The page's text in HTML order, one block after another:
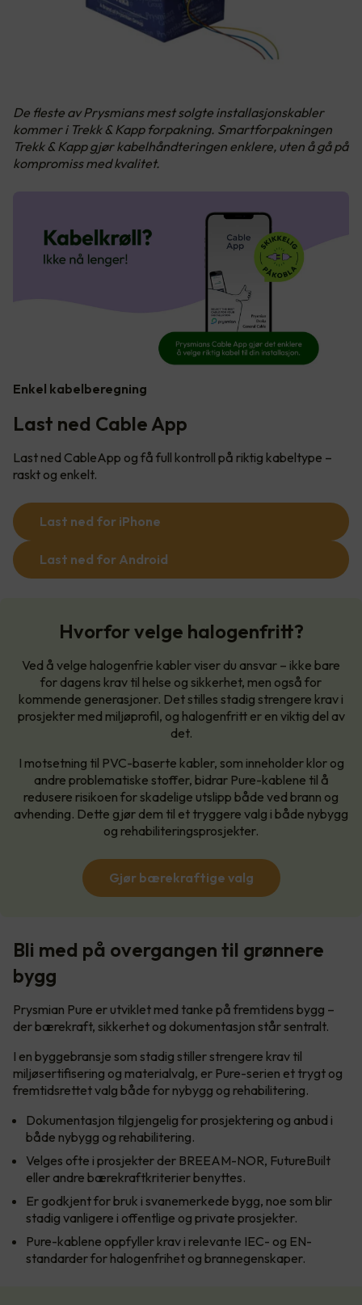
De fleste av Prysmians mest solgte installasjonskabler
kommer i Trekk & Kapp forpakning. Smartforpakningen
Trekk & Kapp gjør kabelhåndteringen enklere, uten å gå på
kompromiss med kvalitet.
Enkel kabelberegning
Last ned Cable App
Last ned CableApp og få full kontroll på riktig kabeltype –
raskt og enkelt.
Last ned for iPhone
Last ned for Android
Hvorfor velge halogenfritt?
Ved å velge halogenfrie kabler viser du ansvar – ikke bare
for dagens krav til helse og sikkerhet, men også for
kommende generasjoner. Det stilles stadig strengere krav i
prosjekter med miljøprofil, og halogenfritt er en viktig del av
det.
I motsetning til PVC-baserte kabler, som inneholder klor og
andre problematiske stoffer, bidrar Pure-kablene til å
redusere risikoen for skadelige utslipp både ved brann og
avhending. Dette gjør dem til et tryggere valg i både nybygg
og rehabiliteringsprosjekter.
Gjør bærekraftige valg
Bli med på overgangen til grønnere
bygg
Prysmian Pure er utviklet med tanke på fremtidens bygg –
der bærekraft, sikkerhet og dokumentasjon står sentralt.
I en byggebransje som stadig stiller strengere krav til
miljøsertifisering og materialvalg, er Pure-serien et trygt og
fremtidsrettet valg både for nybygg og rehabilitering.
Dokumentasjon tilgjengelig for prosjektering og anbud i
både nybygg og rehabilitering.
Velges ofte i prosjekter der BREEAM-NOR, FutureBuilt
eller andre bærekraftkriterier benyttes.
Er godkjent for bruk i svanemerkede bygg, noe som blir
stadig vanligere i offentlige og private prosjekter.
Pure-kablene oppfyller krav i relevante IEC- og EN-
standarder for halogenfrihet og brannegenskaper.